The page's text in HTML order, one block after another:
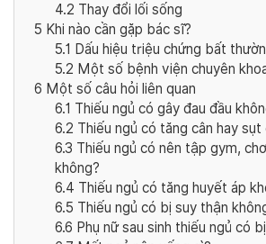
4.2 Thay đổi lối sống
5 Khi nào cần gặp bác sĩ?
5.1 Dấu hiệu triệu chứng bất
5.2 Một số bệnh viện chuyên
6 Một số câu hỏi liên quan
6.1 Thiếu ngủ có gây đau đầu
6.2 Thiếu ngủ có tăng cân hay sụt
6.3 Thiếu ngủ có nên tập gym,
không?
6.4 Thiếu ngủ có tăng huyết áp
6.5 Thiếu ngủ có bị suy thận
6.6 Phụ nữ sau sinh thiếu ngủ có